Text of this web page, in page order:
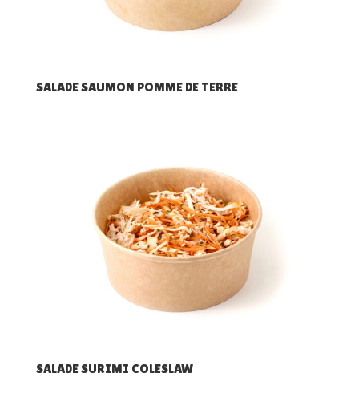
SALADE SAUMON POMME DE TERRE
SALADE SURIMI COLESLAW